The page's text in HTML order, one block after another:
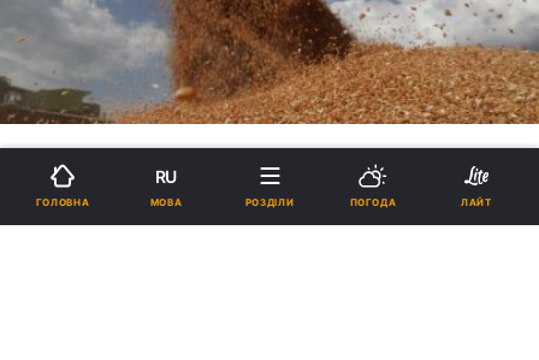
Як покарати Росію за
ГОЛОВНА
RU
МОВА РОЗДІЛИ ПОГОДА ЛАЙТ